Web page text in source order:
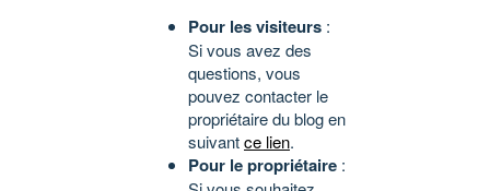
Pour les visiteurs :
Si vous avez des
questions, vous
pouvez contacter le
propriétaire du blog en
suivantce lien.
Pour le propriétaire :